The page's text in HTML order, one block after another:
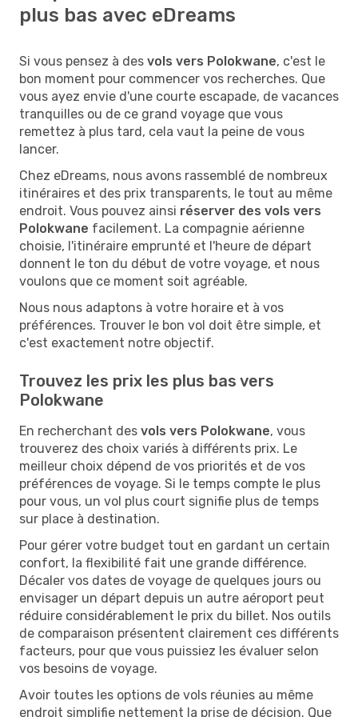
plus bas avec eDreams
Si vous pensez à des vols vers Polokwane, c'est le
bon moment pour commencer vos recherches. Que
vous ayez envie d'une courte escapade, de vacances
tranquilles ou de ce grand voyage que vous
remettez à plus tard, cela vaut la peine de vous
lancer.
Chez eDreams, nous avons rassemblé de nombreux
itinéraires et des prix transparents, le tout au même
endroit. Vous pouvez ainsi réserver des vols vers
Polokwane facilement. La compagnie aérienne
choisie, l'itinéraire emprunté et l'heure de départ
donnent le ton du début de votre voyage, et nous
voulons que ce moment soit agréable.
Nous nous adaptons à votre horaire et à vos
préférences. Trouver le bon vol doit être simple, et
c'est exactement notre objectif.
Trouvez les prix les plus bas vers
Polokwane
En recherchant des vols vers Polokwane, vous
trouverez des choix variés à différents prix. Le
meilleur choix dépend de vos priorités et de vos
préférences de voyage. Si le temps compte le plus
pour vous, un vol plus court signifie plus de temps
sur place à destination.
Pour gérer votre budget tout en gardant un certain
confort, la flexibilité fait une grande différence.
Décaler vos dates de voyage de quelques jours ou
envisager un départ depuis un autre aéroport peut
réduire considérablement le prix du billet. Nos outils
de comparaison présentent clairement ces différents
facteurs, pour que vous puissiez les évaluer selon
vos besoins de voyage.
Avoir toutes les options de vols réunies au même
endroit simplifie nettement la prise de décision. Que